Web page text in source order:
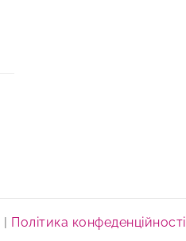
| Політика конфеденційності